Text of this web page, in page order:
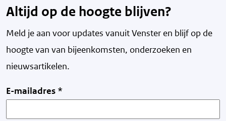
Altijd op de hoogte blijven?
Meld je aan voor updates vanuit Venster en blijf op de
hoogte van van bijeenkomsten, onderzoeken en
nieuwsartikelen.
E-mailadres *